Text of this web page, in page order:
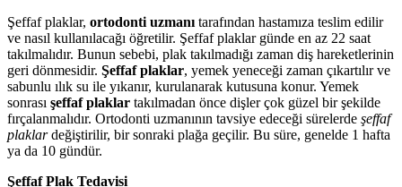
Şeffaf plaklar, ortodonti uzmanı tarafından hastamıza teslim edilir
ve nasıl kullanılacağı öğretilir. Şeffaf plaklar günde en az 22 saat
takılmalıdır. Bunun sebebi, plak takılmadığı zaman diş hareketlerinin
geri dönmesidir. Şeffaf plaklar, yemek yeneceği zaman çıkartılır ve
sabunlu ılık su ile yıkanır, kurulanarak kutusuna konur. Yemek
sonrası şeffaf plaklar takılmadan önce dişler çok güzel bir şekilde
fırçalanmalıdır. Ortodonti uzmanının tavsiye edeceği sürelerde şeffaf
plaklardeğiştirilir, bir sonraki plağa geçilir. Bu süre, genelde 1 hafta
ya da 10 gündür.
Şeffaf Plak Tedavisi